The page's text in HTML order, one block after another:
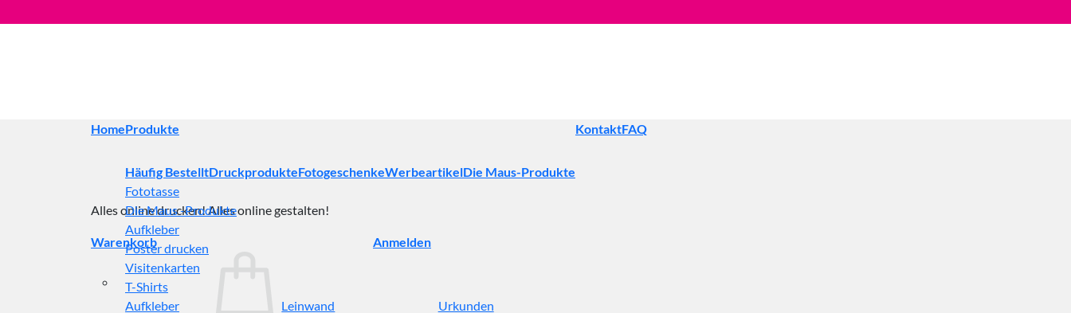
Inhalt
Alles online drucken! Alles online gestalten!
Warenkorb Anmelden
HomeProdukte
Häufig BestelltDruckprodukteFotogeschenkeWerbeartikelDie Maus-Produkte
Fototasse
Die Maus -Produkte
Aufkleber
Poster drucken
Visitenkarten
T-Shirts
Aufkleber
Leinwand
Urkunden
KontaktFAQ